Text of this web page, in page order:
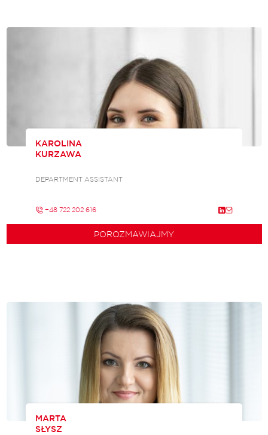
KAROLINA
KURZAWA
DEPARTMENT ASSISTANT
+48 722 202 616
POROZMAWIAJMY
MARTA
SŁYSZ